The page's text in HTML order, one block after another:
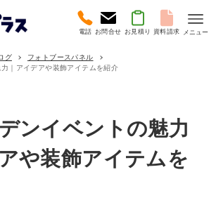
メニュー
電話 お問合せ お見積り 資料請求
グ
フォトブースパネル
｜アイデアや装飾アイテムを紹介
ンイベントの魅力
や装飾アイテムを